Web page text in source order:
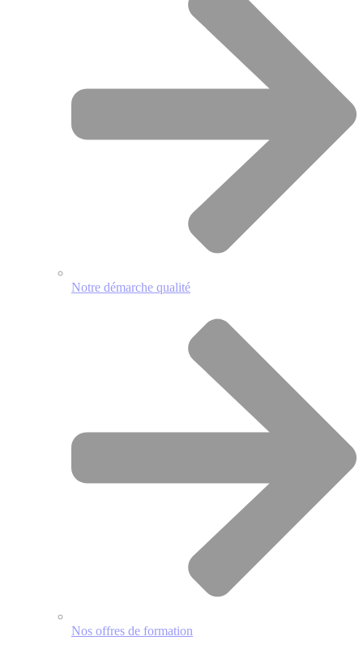
Notre démarche qualité
Nos offres de formation